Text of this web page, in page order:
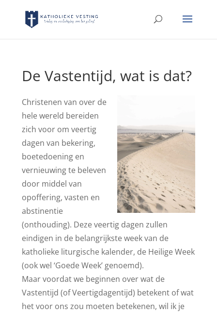
De Vastentijd, wat is dat?
Christenen van over de
hele wereld bereiden
zich voor om veertig
dagen van bekering,
boetedoening en
vernieuwing te beleven
door middel van
opoffering, vasten en
abstinentie
(onthouding). Deze veertig dagen zullen
eindigen in de belangrijkste week van de
katholieke liturgische kalender, de Heilige Week
(ook wel ‘Goede Week’ genoemd).
Maar voordat we beginnen over wat de
Vastentijd (of Veertigdagentijd) betekent of wat
het voor ons zou moeten betekenen, wil ik je